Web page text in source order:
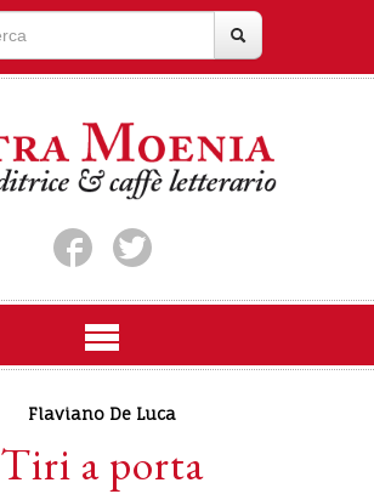
Flaviano De Luca
Tiri a porta